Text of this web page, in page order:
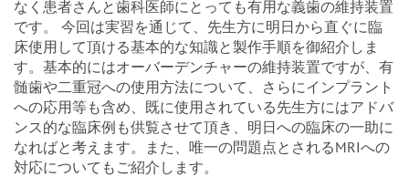
なく患者さんと歯科医師にとっても有用な義歯の維持装置
です。 今回は実習を通じて、先生方に明日から直ぐに臨
床使用して頂ける基本的な知識と製作手順を御紹介しま
す。基本的にはオーバーデンチャーの維持装置ですが、有
髄歯や二重冠への使用方法について、さらにインプラント
への応用等も含め、既に使用されている先生方にはアドバ
ンス的な臨床例も供覧させて頂き、明日への臨床の一助に
なればと考えます。また、唯一の問題点とされるMRIへの
対応についてもご紹介します。